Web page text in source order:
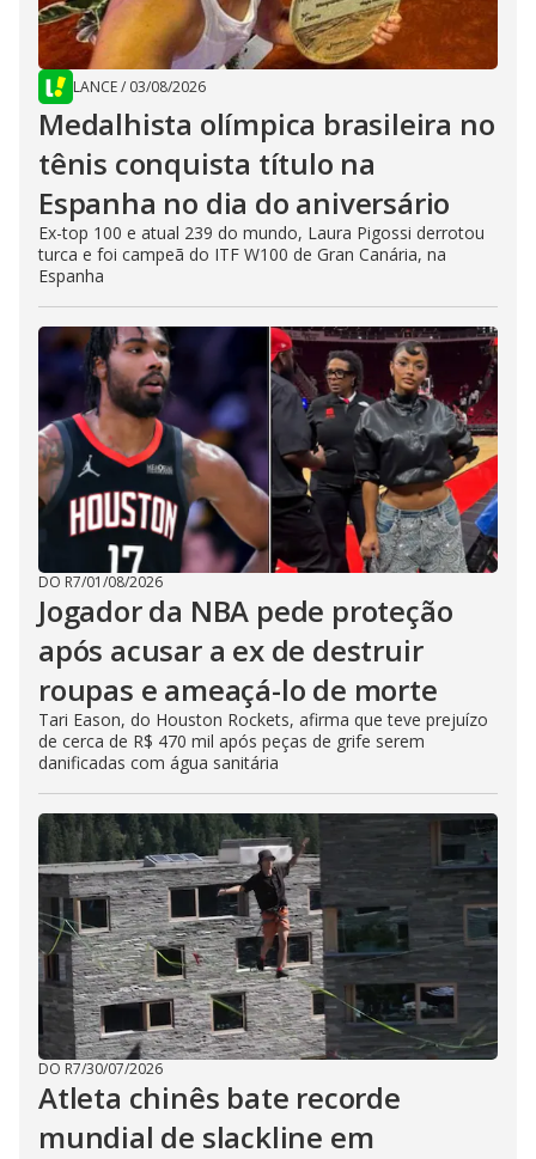
LANCE/ 03/08/2026
Medalhista olímpica brasileira no
tênis conquista título na
Espanha no dia do aniversário
Ex-top 100 e atual 239 do mundo, Laura Pigossi derrotou
turca e foi campeã do ITF W100 de Gran Canária, na
Espanha
DO R7/01/08/2026
Jogador da NBA pede proteção
após acusar a ex de destruir
roupas e ameaçá-lo de morte
Tari Eason, do Houston Rockets, afirma que teve prejuízo
de cerca de R$ 470 mil após peças de grife serem
danificadas com água sanitária
DO R7/30/07/2026
Atleta chinês bate recorde
mundial de slackline em